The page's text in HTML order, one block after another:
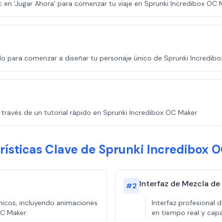
'Jugar Ahora' para comenzar tu viaje en Sprunki Incredibox OC
para comenzar a diseñar tu personaje único de Sprunki
de un tutorial rápido en Sprunki Incredibox OC Maker.
Clave de Sprunki Incredibox
incluyendo animaciones
Maker.
#2 Interfaz de Mezcla
Interfaz profesional
en tiempo real y